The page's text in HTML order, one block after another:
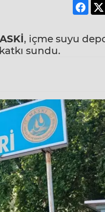
, içme suyu
sundu.